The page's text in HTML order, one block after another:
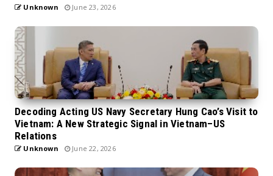
Unknown June 23, 2026
Decoding Acting US Navy Secretary Hung Cao’s Visit to
Vietnam: A New Strategic Signal in Vietnam–US
Relations
Unknown June 22, 2026